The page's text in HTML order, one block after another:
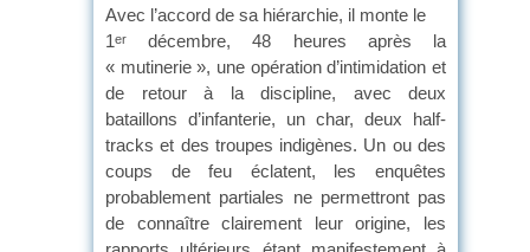
Avec l’accord de sa hiérarchie, il monte le
1er
décembre, 48 heures après la
« mutinerie », une opération d’intimidation et
de retour à la discipline, avec deux
bataillons d’infanterie, un char, deux half-
tracks et des troupes indigènes. Un ou des
coups de feu éclatent, les enquêtes
probablement partiales ne permettront pas
de connaître clairement leur origine, les